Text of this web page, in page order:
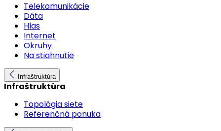
Telekomunikácie
Dáta
Hlas
Internet
Okruhy
Na stiahnutie
Infraštruktúra
Infraštruktúra
Topológia siete
Referenčná ponuka